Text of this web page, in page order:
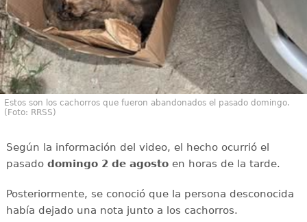
Estos son los cachorros que fueron abandonados el pasado domingo.
(Foto: RRSS)
Según la información del video, el hecho ocurrió el
pasado domingo 2 de agostoen horas de la tarde.
Posteriormente, se conoció que la persona desconocida
había dejado una nota junto a los cachorros.